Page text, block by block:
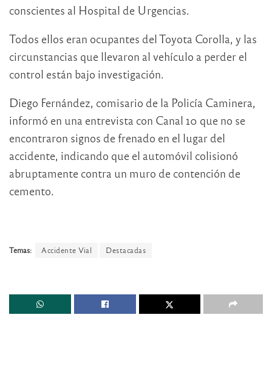
conscientes al Hospital de Urgencias.
Todos ellos eran ocupantes del Toyota Corolla, y las
circunstancias que llevaron al vehículo a perder el
control están bajo investigación.
Diego Fernández, comisario de la Policía Caminera,
informó en una entrevista con Canal 10 que no se
encontraron signos de frenado en el lugar del
accidente, indicando que el automóvil colisionó
abruptamente contra un muro de contención de
cemento.
Temas: Accidente Vial Destacadas